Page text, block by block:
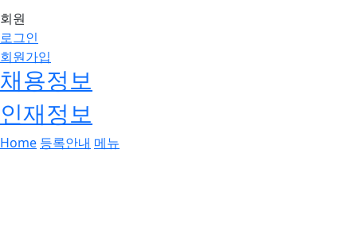
회원
로그인
회원가입
채용정보
인재정보
Home 등록안내 메뉴